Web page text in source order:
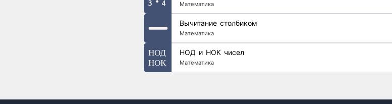
Математика
Вычитание столбиком
Математика
НОД и НОК чисел
Математика